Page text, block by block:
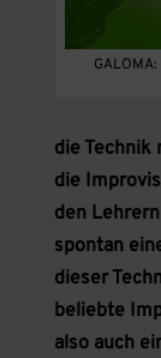
die Technik
die
den
spontan
dieser
beliebte
also auch